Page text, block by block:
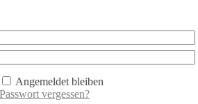
Angemeldet bleiben
Passwort vergessen?